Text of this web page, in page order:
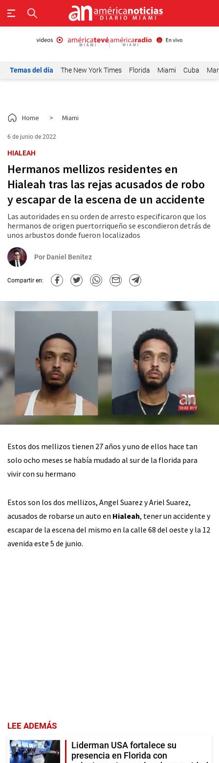
Temas del día The New York Times Florida Miami Cuba
Home > Miami
6 de junio de 2022
HIALEAH
Hermanos mellizos residentes en
Hialeah tras las rejas acusados de robo
y escapar de la escena de un accidente
Las autoridades en su orden de arresto especificaron que los
hermanos de origen puertorriqueño se escondieron detrás de
unos arbustos donde fueron localizados
Por Daniel Benitez
Compartir en:
Estos dos mellizos tienen 27 años y uno de ellos hace tan
solo ocho meses se había mudado al sur de la florida para
vivir con su hermano
Estos son los dos mellizos, Angel Suarez y Ariel Suarez,
acusados de robarse un auto en Hialeah, tener un accidente y
escapar de la escena del mismo en la calle 68 del oeste y la 12
avenida este 5 de junio.
LEE ADEMÁS
Liderman USA fortalece su
presencia en Florida con